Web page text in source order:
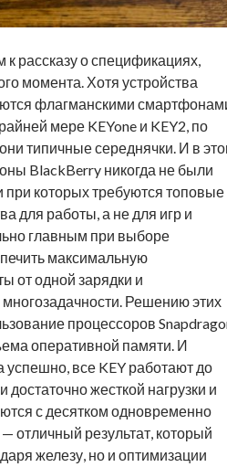
рассказу о спецификациях,
момента. Хотя устройства
флагманскими
мере KEYone и KEY2, по
типичные середнячки. И в
BlackBerry никогда не были
которых требуются топовые
для работы, а не для игр и
главным при выборе
максимальную
от одной зарядки и
Решению этих
процессоров
оперативной памяти. И
успешно, все KEY работают до
достаточно жесткой нагрузки и
с десятком одновременно
отличный результат, который
железу, но и оптимизации